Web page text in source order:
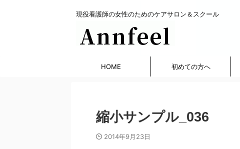
現役看護師の女性のためのケアサロン＆スクール
HOME 初めての方へ
縮小サンプル_036
2014年9月23日